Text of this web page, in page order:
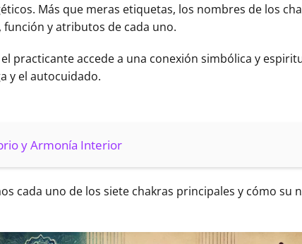
Más que meras etiquetas, los nombres de los
y atributos de cada uno.
practicante accede a una conexión simbólica y
y el autocuidado.
y Armonía Interior
cada uno de los siete chakras principales y cómo su